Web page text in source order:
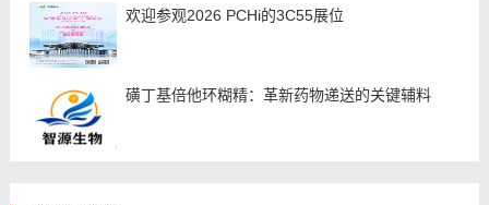
欢迎参观2026 PCHi的3C55展位
磺丁基倍他环糊精：革新药物递送的关键辅料